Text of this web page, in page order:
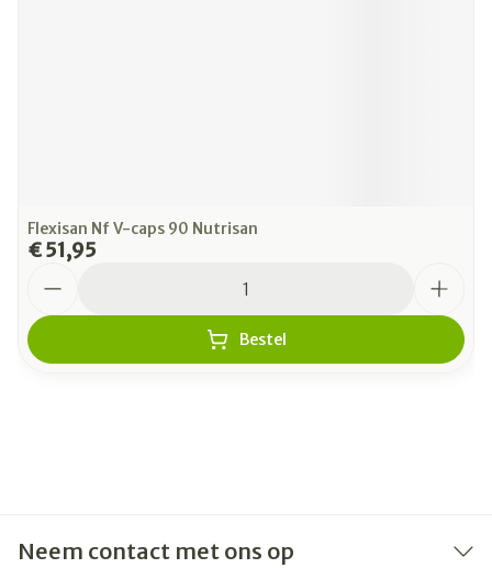
Flexisan Nf V-caps 90 Nutrisan
€ 51,95
Bestel
Neem contact met ons op